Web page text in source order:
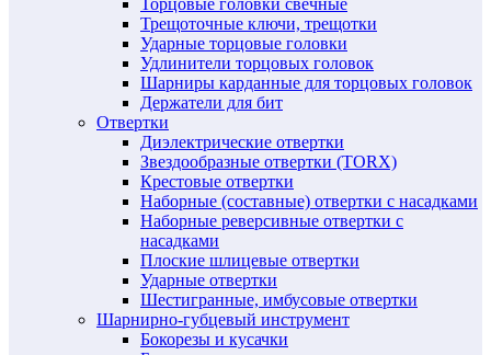
Торцовые головки свечные
Трещоточные ключи, трещотки
Ударные торцовые головки
Удлинители торцовых головок
Шарниры карданные для торцовых головок
Держатели для бит
Отвертки
Диэлектрические отвертки
Звездообразные отвертки (TORX)
Крестовые отвертки
Наборные (составные) отвертки с насадками
Наборные реверсивные отвертки с
насадками
Плоские шлицевые отвертки
Ударные отвертки
Шестигранные, имбусовые отвертки
Шарнирно-губцевый инструмент
Бокорезы и кусачки